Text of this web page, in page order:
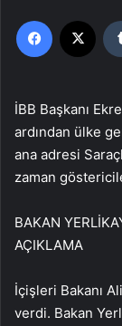
Facebook
İBB Başkanı
ardından ülke
ana adresi
zaman
BAKAN
AÇIKLAMA
İçişleri Bakanı
verdi. Bakan